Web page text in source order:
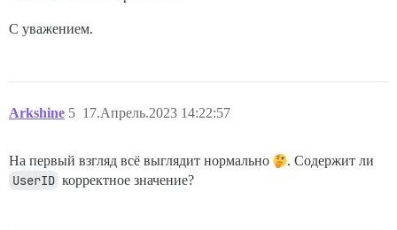
С уважением.
Arkshine 17.Апрель.2023 14:22:57
5
На первый взгляд всё выглядит нормально . Содержит ли
UserID корректное значение?